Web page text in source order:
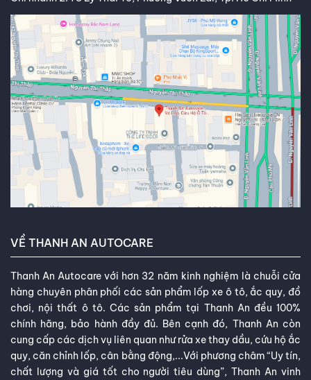
VỀ THANH AN AUTOCARE
Thanh An Autocare với hơn 32 năm kinh nghiệm là chuỗi cửa
hàng chuyên phân phối các sản phẩm lốp xe ô tô, ắc quy, đồ
chơi, nội thất ô tô. Các sản phẩm tại Thanh An đều 100%
chính hãng, bảo hành đầy đủ. Bên cạnh đó, Thanh An còn
cung cấp các dịch vụ liên quan như rửa xe thay dầu, cứu hộ ắc
quy, căn chỉnh lốp, cân bằng động,...Với phương châm “Uy tín,
chất lượng và giá tốt cho người tiêu dùng”, Thanh An vinh